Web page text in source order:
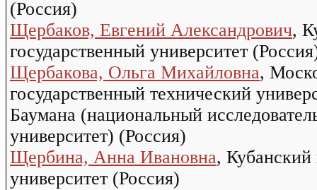
(Россия)
Щербаков, Евгений Александрович,
государственный университет
Щербакова, Ольга Михайловна,
государственный технический
Баумана (национальный
университет) (Россия)
Щербина, Анна Ивановна, Кубанский
университет (Россия)